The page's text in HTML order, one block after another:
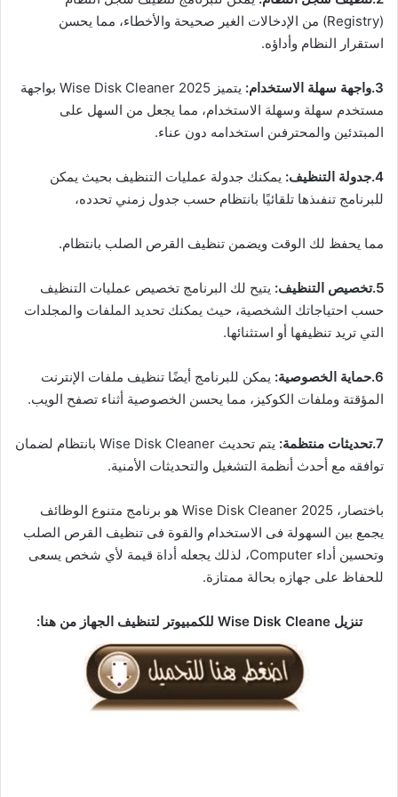
(Registry) من الإدخالات الغير صحيحة والأخطاء، مما يحسن
استقرار النظام وأداؤه.
3.واجهة سهلة الاستخدام:
يتميز Wise Disk Cleaner 2025 بواجهة
مستخدم سهلة وسهلة الاستخدام، مما يجعل من السهل على
المبتدئين والمحترفىن استخدامه دون عناء.
4.جدولة التنظيف:
يمكنك جدولة عمليات التنظيف بحيث يمكن
للبرنامج تنفىذها تلقائيًا بانتظام حسب جدول زمني تحدده،
مما يحفظ لك الوقت ويضمن تنظيف القرص الصلب بانتظام.
5.تخصيص التنظيف:
يتيح لك البرنامج تخصيص عمليات التنظيف
حسب احتياجاتك الشخصية، حيث يمكنك تحديد الملفات والمجلدات
التي تريد تنظيفها أو استثنائها.
6.حماية الخصوصية:
يمكن للبرنامج أيضًا تنظيف ملفات الإنترنت
المؤقتة وملفات الكوكيز، مما يحسن الخصوصية أثناء تصفح الويب.
7.تحديثات منتظمة:
يتم تحديث Wise Disk Cleaner بانتظام لضمان
توافقه مع أحدث أنظمة التشغيل والتحديثات الأمنية.
باختصار، Wise Disk Cleaner 2025 هو برنامج متنوع الوظائف
يجمع بين السهولة فى الاستخدام والقوة فى تنظيف القرص الصلب
وتحسين أداء Computer، لذلك يجعله أداة قيمة لأي شخص يسعى
للحفاظ على جهازه بحالة ممتازة.
تنزيل Wise Disk Cleane للكمبيوتر لتنظيف الجهاز من هنا: